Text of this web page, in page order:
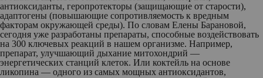
антиоксиданты, геропротекторы (защищающие от старости),
адаптогены (повышающие сопротивляемость к вредным
факторам окружающей среды). По словам Елены Барановой,
сегодня уже разработаны препараты, способные воздействовать
на 300 ключевых реакций в нашем организме. Например,
препарат, улучшающий дыхание митохондрий —
энергетических станций клеток. Или коктейль на основе
ликопина — одного из самых мощных антиоксидантов,